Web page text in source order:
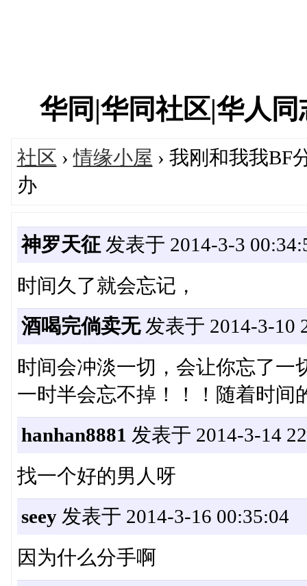
华同|华同社区|华人
社区 ›情缘小屋 › 我刚和我我BF
办
神罗天征发表于 2014-3-3
时间久了就会忘记，
酒喝完倘卖无发表于 2014-3-10
时间会冲淡一切，会让你忘了一
一时半会忘不掉！！！随着时间
hanhan8881 发表于 2014-3-14
找一个好的男人呀
seey发表于 2014-3-16 00:35:04
因为什么分手啊